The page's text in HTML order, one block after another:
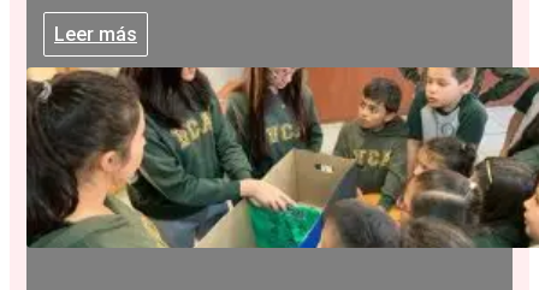
Leer más